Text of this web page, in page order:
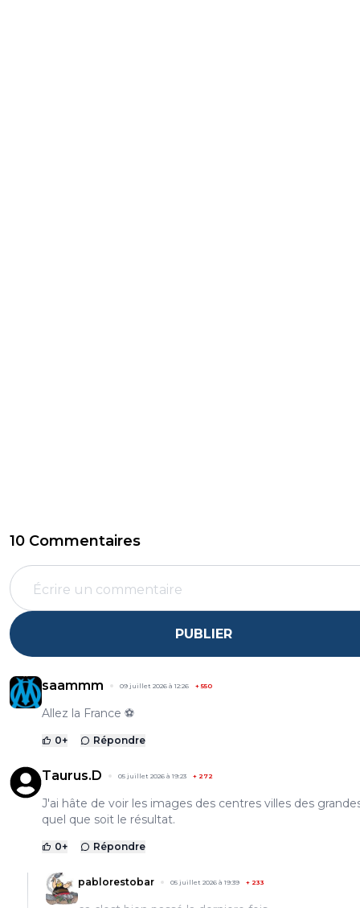
10 Commentaires
PUBLIER
saammm 09 juillet 2026 à 12:26 +550
Allez la France ⚽
0+ Répondre
Taurus.D 05 juillet 2026 à 19:23 + 272
J'ai hâte de voir les images des centres villes des
quel que soit le résultat.
0+ Répondre
pablorestobar 05 juillet 2026 à 19:39 + 233